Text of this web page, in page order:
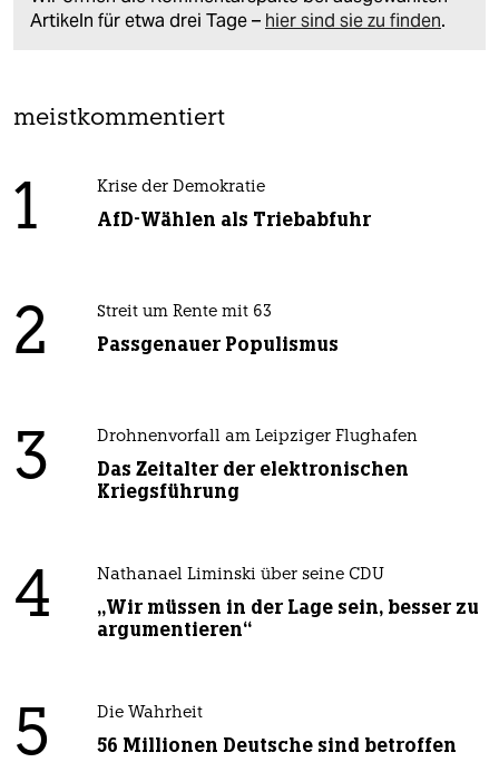
Artikeln für etwa drei Tage – hier sind sie zu finden.
meistkommentiert
1 Krise der Demokratie
AfD-Wählen als Triebabfuhr
2 Streit um Rente mit 63
Passgenauer Populismus
3 Drohnenvorfall am Leipziger Flughafen
Das Zeitalter der elektronischen
Kriegsführung
4 Nathanael Liminski über seine CDU
„Wir müssen in der Lage sein, besser zu
argumentieren“
5 Die Wahrheit
56 Millionen Deutsche sind betroffen